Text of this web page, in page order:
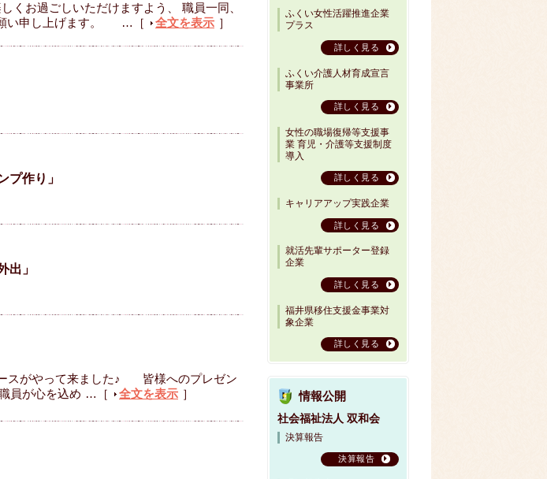
くお過ごしいただけますよう、 職員一同、
い申し上げます。
…［ 全文を表示 ］
プ作り」
出」
スがやって来ました♪ 皆様へのプレゼン
員が心を込め …［ 全文を表示 ］
ふくい女性活躍推進企業
プラス
詳しく見る
ふくい介護人材育成宣言
事業所
詳しく見る
女性の職場復帰等支援事
業 育児・介護等支援制度
導入
詳しく見る
キャリアアップ実践企業
詳しく見る
就活先輩サポーター登録
企業
詳しく見る
福井県移住支援金事業対
象企業
詳しく見る
情報公開
社会福祉法人 双和会
決算報告
決算報告